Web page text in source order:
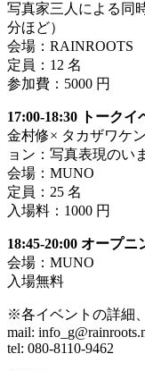
写真家三人による同
分ほど）
会場：RAINROOTS
定員：12 名
参加費：5000 円
17:00-18:30 トークイ
金村修× タカザワケ
ョン：写真表現のい
会場：MUNO
定員：25 名
入場料：1000 円
18:45-20:00 オープ
会場：MUNO
入場無料
※各イベントの詳細
mail:
tel: 080-8110-9462